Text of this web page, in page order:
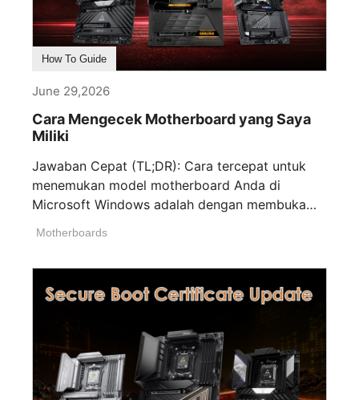
How To Guide
June 29,2026
Cara Mengecek Motherboard yang Saya
Miliki
Jawaban Cepat (TL;DR): Cara tercepat untuk
menemukan model motherboard Anda di
Microsoft Windows adalah dengan membuka
Motherboards